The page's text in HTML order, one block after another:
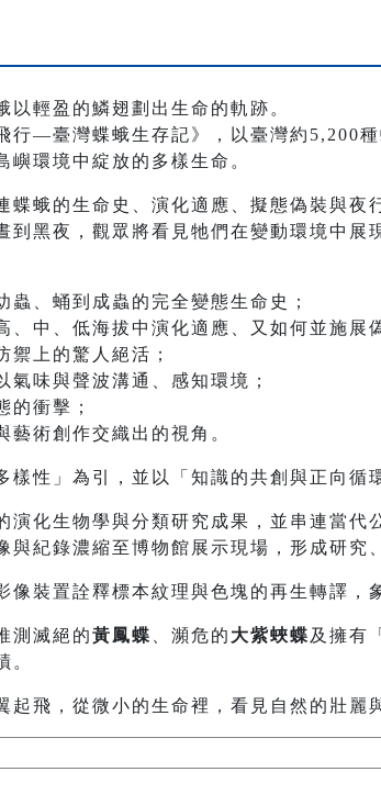
輕盈的鱗翅劃出生命的軌跡。
行—臺灣蝶蛾生存記》，以臺灣約5,200
環境中綻放的多樣生命。
蝶蛾的生命史、演化適應、擬態偽裝與夜
到黑夜，觀眾將看見牠們在變動環境中展
蟲、蛹到成蟲的完全變態生命史；
、中、低海拔中演化適應、又如何並施展
禦上的驚人絕活；
氣味與聲波溝通、感知環境；
的衝擊；
藝術創作交織出的視角。
性」為引，並以「知識的共創與正向循
演化生物學與分類研究成果，並串連當代
與紀錄濃縮至博物館展示現場，形成研究
像裝置詮釋標本紋理與色塊的再生轉譯，
測滅絕的黃鳳蝶 、瀕危的 大紫蛺蝶 及擁有
。
飛，從微小的生命裡，看見自然的壯麗